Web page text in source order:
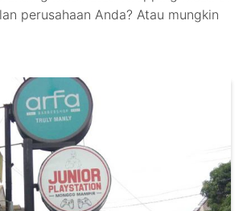
perusahaan Anda? Atau mungkin